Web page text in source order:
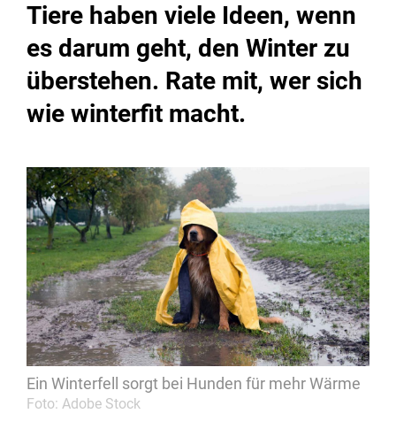
Tiere haben viele Ideen, wenn
es darum geht, den Winter zu
überstehen. Rate mit, wer sich
wie winterfit macht.
Ein Winterfell sorgt bei Hunden für mehr Wärme
Foto: Adobe Stock